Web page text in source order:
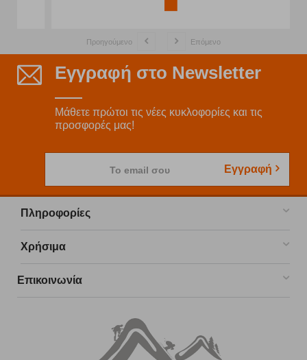
Προηγούμενο Επόμενο
Εγγραφή στο Newsletter
Μάθετε πρώτοι τις νέες κυκλοφορίες και τις
προσφορές μας!
Το email σου Εγγραφή
Πληροφορίες
Χρήσιμα
Επικοινωνία